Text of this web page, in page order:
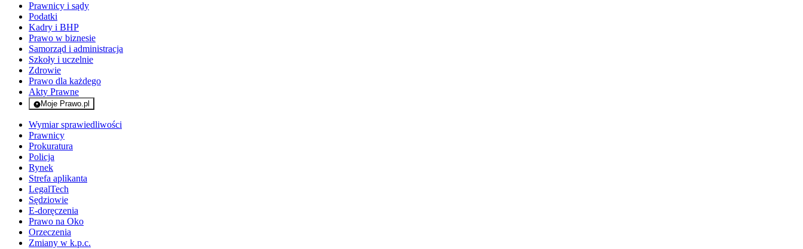
Prawnicy i sądy
Podatki
Kadry i BHP
Prawo w biznesie
Samorząd i administracja
Szkoły i uczelnie
Zdrowie
Prawo dla każdego
Akty Prawne
Moje Prawo.pl
- rejestracja i logowanie do serwisu
Wymiar sprawiedliwości
Prawnicy
Prokuratura
Policja
Rynek
Strefa aplikanta
LegalTech
Sędziowie
E-doręczenia
Prawo na Oko
Orzeczenia
Zmiany w k.p.c.